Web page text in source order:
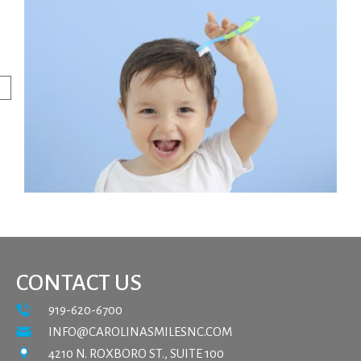
CONTACT US
919-620-6700
INFO@CAROLINASMILESNC.COM
4210 N. ROXBORO ST., SUITE 100